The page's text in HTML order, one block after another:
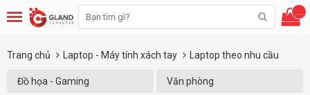
...
Trang chủ Laptop - Máy tính xách tay Laptop theo nhu cầu
Đồ họa - Gaming Văn phòng